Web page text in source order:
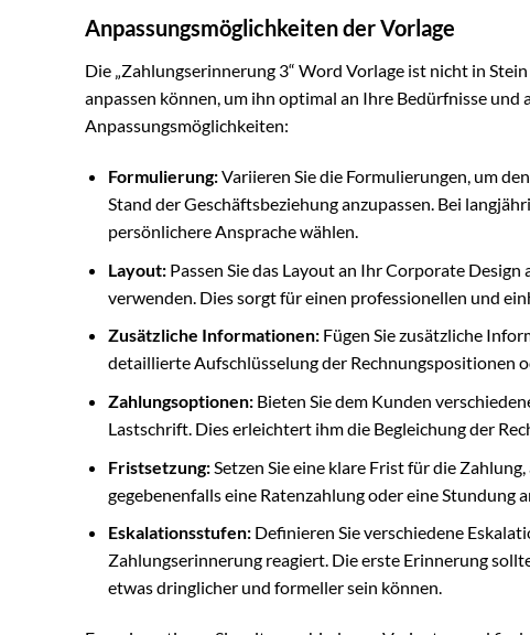
Anpassungsmöglichkeiten der Vorlage
Die „Zahlungserinnerung 3“ Word Vorlage ist nicht in
anpassen können, um ihn optimal an Ihre Bedürfnisse
Anpassungsmöglichkeiten:
Formulierung:Variieren Sie die Formulierungen, um
Stand der Geschäftsbeziehung anzupassen. Bei
persönlichere Ansprache wählen.
Layout:Passen Sie das Layout an Ihr Corporate
verwenden. Dies sorgt für einen professionellen und
Zusätzliche Informationen:Fügen Sie zusätzliche
detaillierte Aufschlüsselung der Rechnungspositionen
Zahlungsoptionen:Bieten Sie dem Kunden
Lastschrift. Dies erleichtert ihm die Begleichung der
Fristsetzung:Setzen Sie eine klare Frist für die
gegebenenfalls eine Ratenzahlung oder eine Stundung
Eskalationsstufen:Definieren Sie verschiedene
Zahlungserinnerung reagiert. Die erste Erinnerung
etwas dringlicher und formeller sein können.